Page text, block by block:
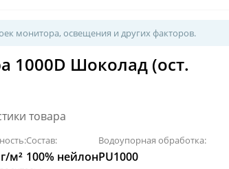
монитора, освещения и других факторов.
1000D Шоколад (ост.
товара
г/м²
Состав:
100% нейлон
Водоупорная обработка:
PU1000